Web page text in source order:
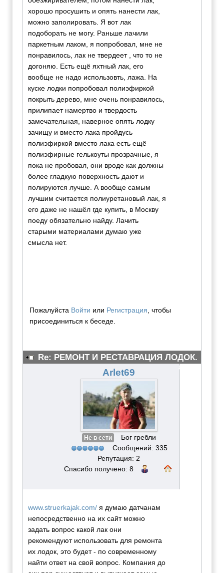
хорошо просушить и опять нанести лак,
можно заполировать. Я вот лак
подоборать не могу. Раньше лачили
паркетным лаком, я попробовал, мне не
понравилось, лак не твердеет , что то не
догоняю. Есть ещё яхтный лак, его
вообще не надо использовть, лажа. На
куске лодки попробовал полиэфиркой
покрыть дерево, мне очень понравилось,
прилипает намертво и твердость
замечательная, наверное опять лодку
зачищу и вместо лака пройдусь
полиэфиркой вместо лака есть ещё
полиэфирные гелькоуты прозрачные, я
пока не пробовал, они вроде как должны
более гладкую поверхность дают и
полируются лучше. А вообще самым
лучшим считается полиуретановый лак, я
его даже не нашёл где купить, в Москву
поеду обязательно найду. Лачить
старыми материалами думаю уже
смысла нет.
Пожалуйста Войти или Регистрация , чтобы
присоединиться к беседе.
Re: РЕМОНТ И РЕСТАВРАЦИЯ ЛОДОК.
#3078
Arlet69
Не в сети
Бог гребли
Сообщений: 335
Репутация: 2
Спасибо получено: 8
www.struerkajak.com/ я думаю датчанам
непосредственно на их сайт можно
задать вопрос какой лак они
рекомендуют использовать для ремонта
их лодок, это будет - по современному
найти ответ на свой вопрос. Компания до